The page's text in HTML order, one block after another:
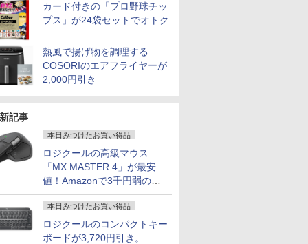
カード付きの「プロ野球チッ
プス」が24袋セットでオトク
熱風で揚げ物を調理する
COSORIのエアフライヤーが
2,000円引き
記事
本日みつけたお買い得品
ロジクールの高級マウス
「MX MASTER 4」が最安
値！Amazonで3千円弱の割
引
本日みつけたお買い得品
ロジクールのコンパクトキー
ボードが3,720円引き。